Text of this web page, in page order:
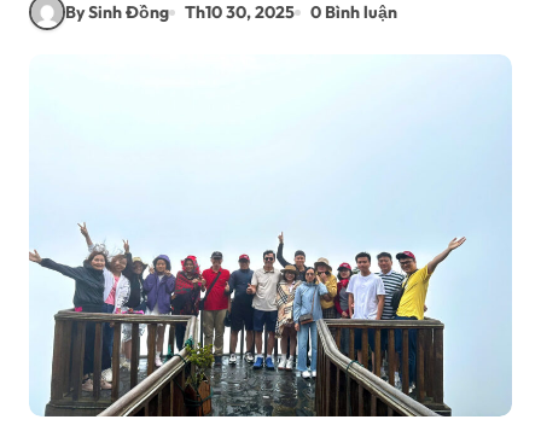
By Sinh Đồng Th10 30, 2025 0 Bình luận